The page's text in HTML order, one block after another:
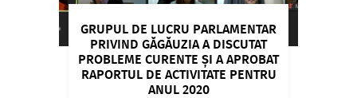
GRUPUL DE LUCRU PARLAMENTAR
PRIVIND GĂGĂUZIA A DISCUTAT
PROBLEME CURENTE ȘI A APROBAT
RAPORTUL DE ACTIVITATE PENTRU
ANUL 2020